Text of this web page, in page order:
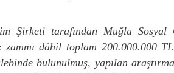
Şirketi tarafından Muğla
zammı dâhil toplam 200.000.000
bulunulmuş, yapılan